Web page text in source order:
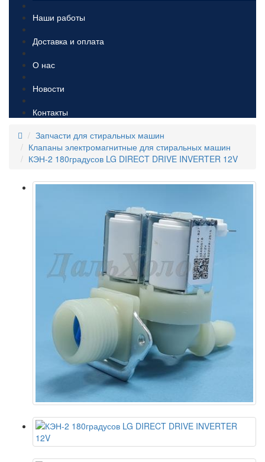
Наши работы
Доставка и оплата
О нас
Новости
Контакты
Запчасти для стиральных машин
Клапаны электромагнитные для стиральных машин
КЭН-2 180градусов LG DIRECT DRIVE INVERTER 12V